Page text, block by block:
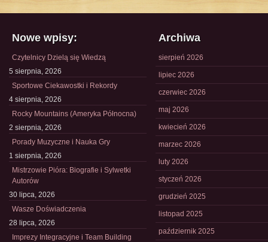
Nowe wpisy:
Czytelnicy Dzielą się Wiedzą
5 sierpnia, 2026
Sportowe Ciekawostki i Rekordy
4 sierpnia, 2026
Rocky Mountains (Ameryka Północna)
2 sierpnia, 2026
Porady Muzyczne i Nauka Gry
1 sierpnia, 2026
Mistrzowie Pióra: Biografie i Sylwetki
Autorów
30 lipca, 2026
Wasze Doświadczenia
28 lipca, 2026
Imprezy Integracyjne i Team Building
Archiwa
sierpień 2026
lipiec 2026
czerwiec 2026
maj 2026
kwiecień 2026
marzec 2026
luty 2026
styczeń 2026
grudzień 2025
listopad 2025
październik 2025